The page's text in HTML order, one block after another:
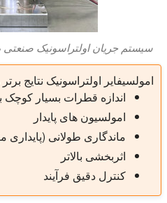
سیستم جریان اولتراسونیک صنعتی
امولسیفایر اولتراسونیک نتایج
اندازه قطرات بسیار کوچک با کمتر از
امولسیون های پایدار
ماندگاری طولانی (پایداری
اثربخشی بالاتر
کنترل دقیق فرآیند